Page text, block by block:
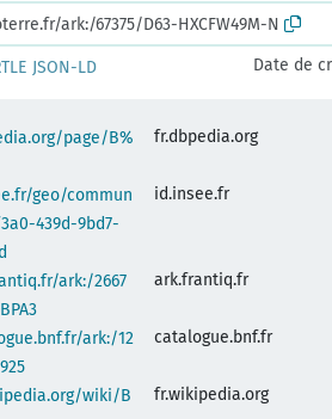
ark:/67375/D63-HXCFW49M-N
JSON-LD Date de
page/B%
fr.dbpedia.org
geo/commun
439d-9bd7-
id.insee.fr
ark:/2667
ark.frantiq.fr
ark:/12
catalogue.bnf.fr
wiki/B
fr.wikipedia.org